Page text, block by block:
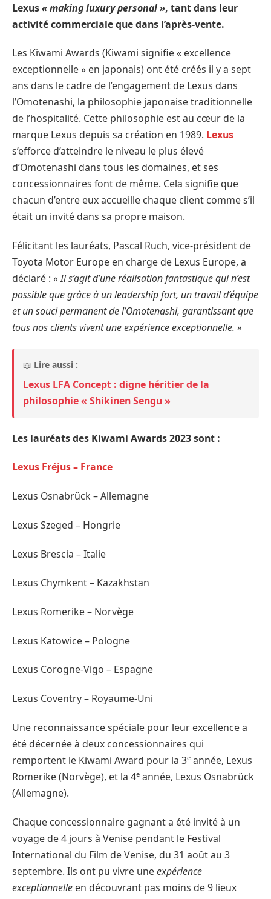
Lexus« making luxury personal », tant dans leur
activité commerciale que dans l’après-vente.
Les Kiwami Awards (Kiwami signifie « excellence
exceptionnelle » en japonais) ont été créés il y a sept
ans dans le cadre de l’engagement de Lexus dans
l’Omotenashi, la philosophie japonaise traditionnelle
de l’hospitalité. Cette philosophie est au cœur de la
marque Lexus depuis sa création en 1989. Lexus
s’efforce d’atteindre le niveau le plus élevé
d’Omotenashi dans tous les domaines, et ses
concessionnaires font de même. Cela signifie que
chacun d’entre eux accueille chaque client comme s’il
était un invité dans sa propre maison.
Félicitant les lauréats, Pascal Ruch, vice-président de
Toyota Motor Europe en charge de Lexus Europe, a
déclaré : « Il s’agit d’une réalisation fantastique qui n’est
possible que grâce à un leadership fort, un travail d’équipe
et un souci permanent de l’Omotenashi, garantissant que
tous nos clients vivent une expérience exceptionnelle. »
📖 Lire aussi :
Lexus LFA Concept : digne héritier de la
philosophie « Shikinen Sengu »
Les lauréats des Kiwami Awards 2023 sont :
Lexus Fréjus – France
Lexus Osnabrück – Allemagne
Lexus Szeged – Hongrie
Lexus Brescia – Italie
Lexus Chymkent – Kazakhstan
Lexus Romerike – Norvège
Lexus Katowice – Pologne
Lexus Corogne-Vigo – Espagne
Lexus Coventry – Royaume-Uni
Une reconnaissance spéciale pour leur excellence a
été décernée à deux concessionnaires qui
remportent le Kiwami Award pour la 3e année, Lexus
Romerike (Norvège), et la 4e année, Lexus Osnabrück
(Allemagne).
Chaque concessionnaire gagnant a été invité à un
voyage de 4 jours à Venise pendant le Festival
International du Film de Venise, du 31 août au 3
septembre. Ils ont pu vivre uneexpérience
exceptionnelle en découvrant pas moins de 9 lieux